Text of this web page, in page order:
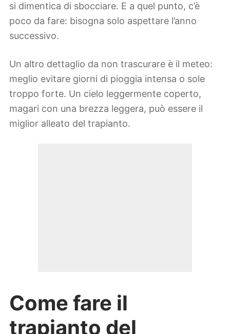
si dimentica di sbocciare. E a quel punto, c’è
poco da fare: bisogna solo aspettare l’anno
successivo.
Un altro dettaglio da non trascurare è il meteo:
meglio evitare giorni di pioggia intensa o sole
troppo forte. Un cielo leggermente coperto,
magari con una brezza leggera, può essere il
miglior alleato del trapianto.
Come fare il
trapianto del